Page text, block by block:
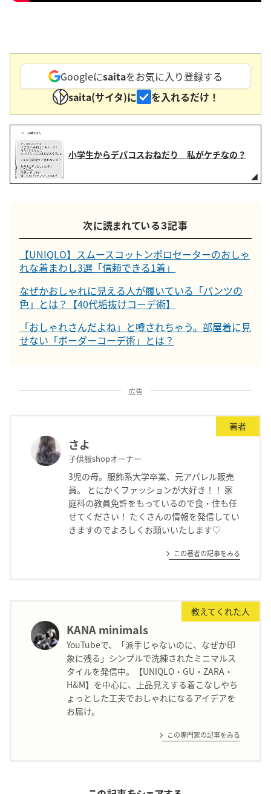
Googleにsaitaをお気に入り登録する
saita(サイタ)に
を入れるだけ！
小学生からデパコスおねだり 私がケチなの？
次に読まれている３記事
【UNIQLO】スムースコットンポロセーターのおしゃ
れな着まわし3選「信頼できる1着」
なぜかおしゃれに見える人が履いている「パンツの
色」とは？【40代垢抜けコーデ術】
「おしゃれさんだよね」と噂されちゃう。部屋着に見
せない「ボーダーコーデ術」とは？
広告
著者
さよ
子供服shopオーナー
3児の母。服飾系大学卒業、元アパレル販売
員。 とにかくファッションが大好き！！ 家
庭科の教員免許をもっているので食・住も任
せてください！ たくさんの情報を発信してい
きますのでよろしくお願いいたします♡
この著者の記事をみる
教えてくれた人
KANA minimals
YouTubeで、「派手じゃないのに、なぜか印
象に残る」シンプルで洗練されたミニマルス
タイルを発信中。【UNIQLO・GU・ZARA・
H&M】を中心に、上品見えする着こなしやち
ょっとした工夫でおしゃれになるアイデアを
お届け。
この専門家の記事をみる